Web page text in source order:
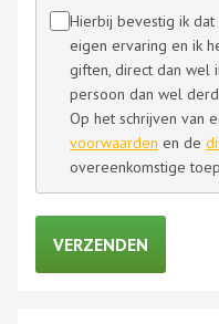
Hierbij bevestig ik
eigen ervaring en ik
giften, direct dan wel
persoon dan wel
Op het schrijven van
voorwaarden en de
overeenkomstige